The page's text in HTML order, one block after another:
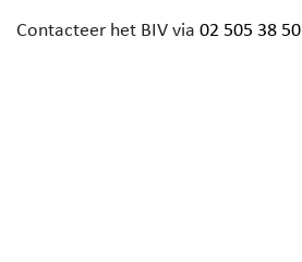
Contacteer het BIV via 02 505 38 50